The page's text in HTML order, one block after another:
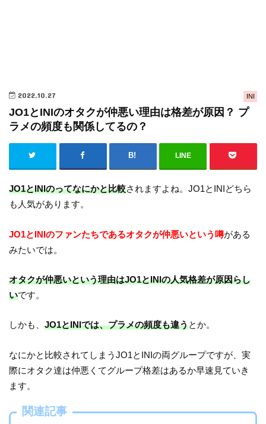
INI
2022.10.27
JO1とINIのオタクが仲悪い理由は格差が原因？ プ
ラメの頻度も関係してるの？
LINE
JO1とINIのってなにかと比較されますよね。JO1とINIどちら
も人気があります。
JO1とINIのファンたちであるオタクが仲悪いという噂がある
みたいでは。
オタクが仲悪いという理由はJO1とINIの人気格差が原因らし
いです。
しかも、JO1とINIでは、プラメの頻度も違うとか。
なにかと比較されてしまうJO1とINIの両グループですが、実
際にオタク達は仲悪くてグループ格差はあるか早速見ていき
ます。
関連記事